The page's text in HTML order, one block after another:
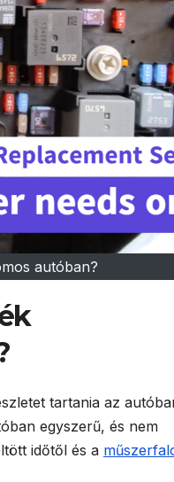
autóban?
tartania az
egyszerű, és nem
időtől és a